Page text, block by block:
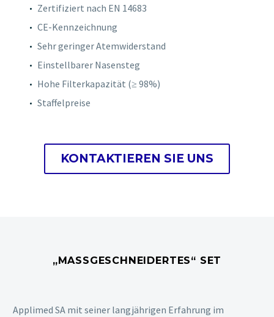
Zertifiziert nach EN 14683
CE-Kennzeichnung
Sehr geringer Atemwiderstand
Einstellbarer Nasensteg
Hohe Filterkapazität (≥ 98%)
Staffelpreise
KONTAKTIEREN SIE UNS
„MASSGESCHNEIDERTES“ SET
Applimed SA mit seiner langjährigen Erfahrung im